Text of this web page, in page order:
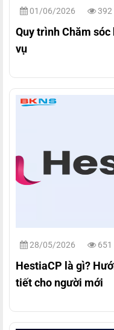
01/06/2026 392
Quy trình Chăm
vụ
28/05/2026 651
HestiaCP là gì?
tiết cho người mới